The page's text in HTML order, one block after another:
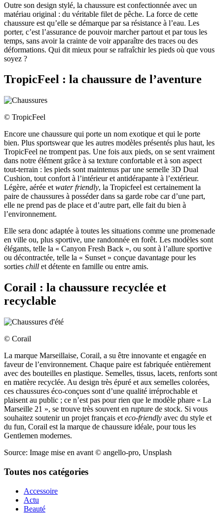
Outre son design stylé, la chaussure est confectionnée avec un
matériau original : du véritable filet de pêche. La force de cette
chaussure est qu’elle se démarque par sa résistance à l’eau. Les
porter, c’est l’assurance de pouvoir marcher partout et par tous les
temps, sans avoir la crainte de voir apparaître des traces ou des
déformations. Qui dit mieux pour se rafraîchir les pieds où que vous
soyez ?
TropicFeel : la chaussure de l’aventure
© TropicFeel
Encore une chaussure qui porte un nom exotique et qui le porte
bien. Plus sportswear que les autres modèles présentés plus haut, les
TropicFeel ne trompent pas. Une fois aux pieds, on se sent vraiment
dans notre élément grâce à sa texture confortable et à son aspect
tout-terrain : les pieds sont maintenus par une semelle 3D Dual
Cushion, tout confort à l’intérieur et antidérapante à l’extérieur.
Légère, aérée et water friendly, la Tropicfeel est certainement la
paire de chaussures à posséder dans sa garde robe car d’une part,
elle ne prend pas de place et d’autre part, elle fait du bien à
l’environnement.
Elle sera donc adaptée à toutes les situations comme une promenade
en ville ou, plus sportive, une randonnée en forêt. Les modèles sont
élégants, telle la « Canyon Fresh Back », ou sont à l’allure sportive
ou décontractée, telle la « Sunset » conçue davantage pour les
sorties chill et détente en famille ou entre amis.
Corail : la chaussure recyclée et
recyclable
© Corail
La marque Marseillaise, Corail, a su être innovante et engagée en
faveur de l’environnement. Chaque paire est fabriquée entièrement
avec des bouteilles en plastique. Semelles, tissus, lacets, renforts sont
en matière recyclée. Au design très épuré et aux semelles colorées,
ces chaussures éco-conçues sont d’une qualité irréprochable et
plaisent au public ; ce n’est pas pour rien que le modèle phare « La
Marseille 21 », se trouve très souvent en rupture de stock. Si vous
souhaitez soutenir un projet français et eco-friendly avec du style et
du fun, Corail est la marque de chaussure idéale, pour tous les
Gentlemen modernes.
Source: Image mise en avant © angello-pro, Unsplash
Toutes nos catégories
Accessoire
Actu
Beauté